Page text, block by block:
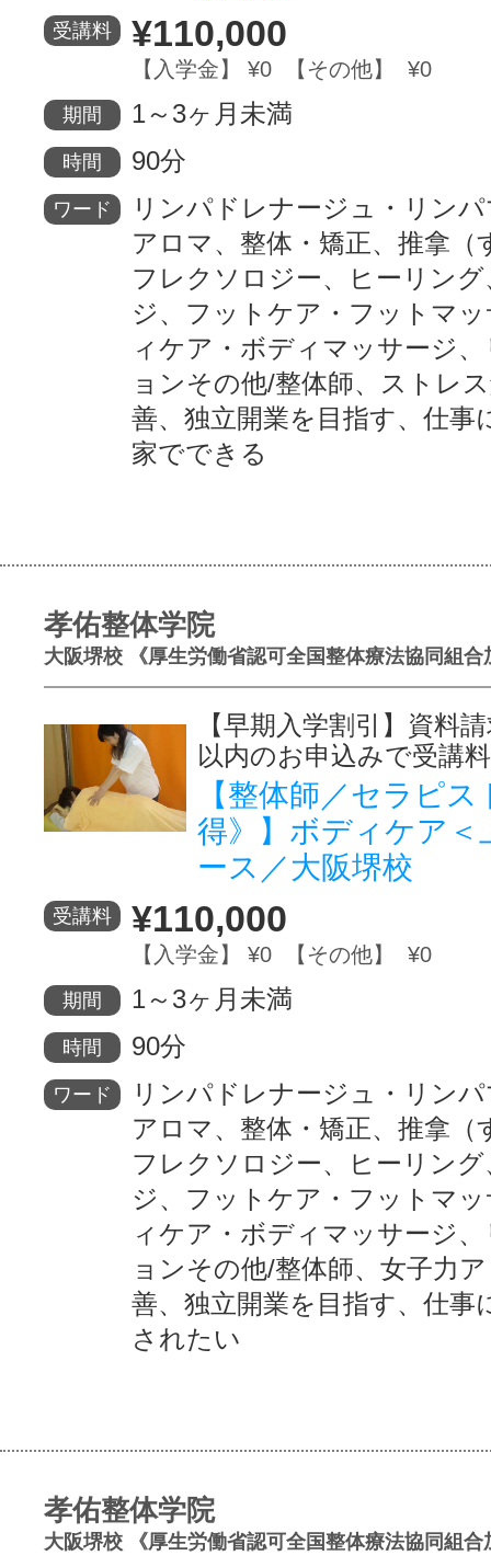
サイトマッ
受講料 ¥110,000
【入学金】 ¥0 【その他】 ¥0
期間 1～3ヶ月未満
時間 90分
ワード
リンパドレナージュ・リン
アロマ、整体・矯正、推拿（
フレクソロジー、ヒーリン
ジ、フットケア・フットマ
ィケア・ボディマッサージ
ョンその他/整体師、ストレ
善、独立開業を目指す、仕事
家でできる
孝佑整体学院
大阪堺校 《厚生労働省認可全国整体療法協同組合
【早期入学割引】資料
以内のお申込みで受講
【整体師／セラピ
得》】ボディケア＜
ース／大阪堺校
受講料 ¥110,000
【入学金】 ¥0 【その他】 ¥0
期間 1～3ヶ月未満
時間 90分
ワード
リンパドレナージュ・リン
アロマ、整体・矯正、推拿（
フレクソロジー、ヒーリン
ジ、フットケア・フットマ
ィケア・ボディマッサージ
ョンその他/整体師、女子力
善、独立開業を目指す、仕事
されたい
孝佑整体学院
大阪堺校 《厚生労働省認可全国整体療法協同組合